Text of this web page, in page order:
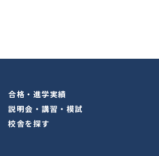
合格・進学実績
説明会・講習・模試
校舎を探す